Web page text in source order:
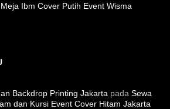
Ibm Cover Putih Event Wisma
Backdrop Printing Jakarta pada Sewa
dan Kursi Event Cover Hitam Jakarta